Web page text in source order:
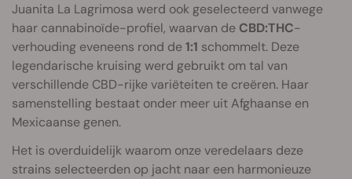
Juanita La Lagrimosa werd ook geselecteerd vanwege
haar cannabinoïde-profiel, waarvan de CBD:THC-
verhouding eveneens rond de1:1 schommelt. Deze
legendarische kruising werd gebruikt om tal van
verschillende CBD-rijke variëteiten te creëren. Haar
samenstelling bestaat onder meer uit Afghaanse en
Mexicaanse genen.
Het is overduidelijk waarom onze veredelaars deze
strains selecteerden op jacht naar een harmonieuze